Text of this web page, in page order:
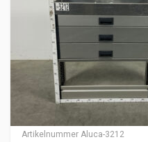
Artikelnummer Aluca-3212